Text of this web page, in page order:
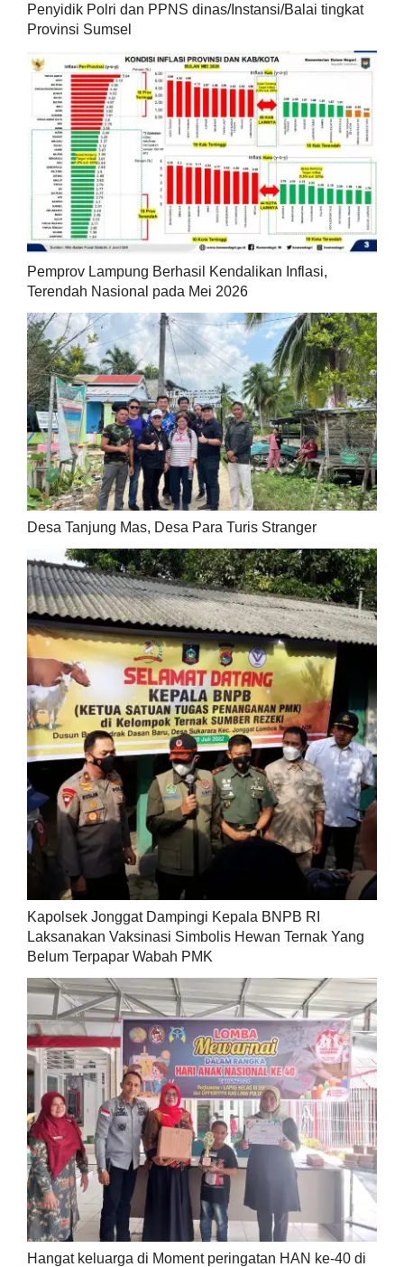
Penyidik Polri dan PPNS dinas/Instansi/Balai tingkat
Provinsi Sumsel
Pemprov Lampung Berhasil Kendalikan Inflasi,
Terendah Nasional pada Mei 2026
Desa Tanjung Mas, Desa Para Turis Stranger
Kapolsek Jonggat Dampingi Kepala BNPB RI
Laksanakan Vaksinasi Simbolis Hewan Ternak Yang
Belum Terpapar Wabah PMK
Hangat keluarga di Moment peringatan HAN ke-40 di